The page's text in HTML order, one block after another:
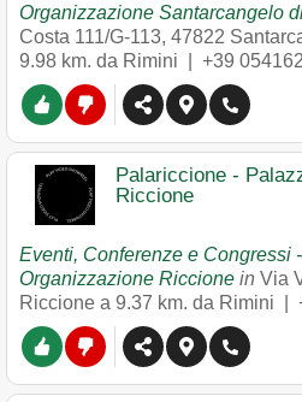
Organizzazione Santarcangelo
Costa 111/G-113, 47822
9.98 km. da Rimini | +39
Palariccione -
Riccione
Eventi, Conferenze e Congressi
Organizzazione Riccione in Via
Riccione a 9.37 km. da Rimini |